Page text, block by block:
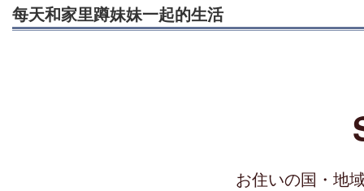
每天和家里蹲妹妹一起的生活
お住いの国・地